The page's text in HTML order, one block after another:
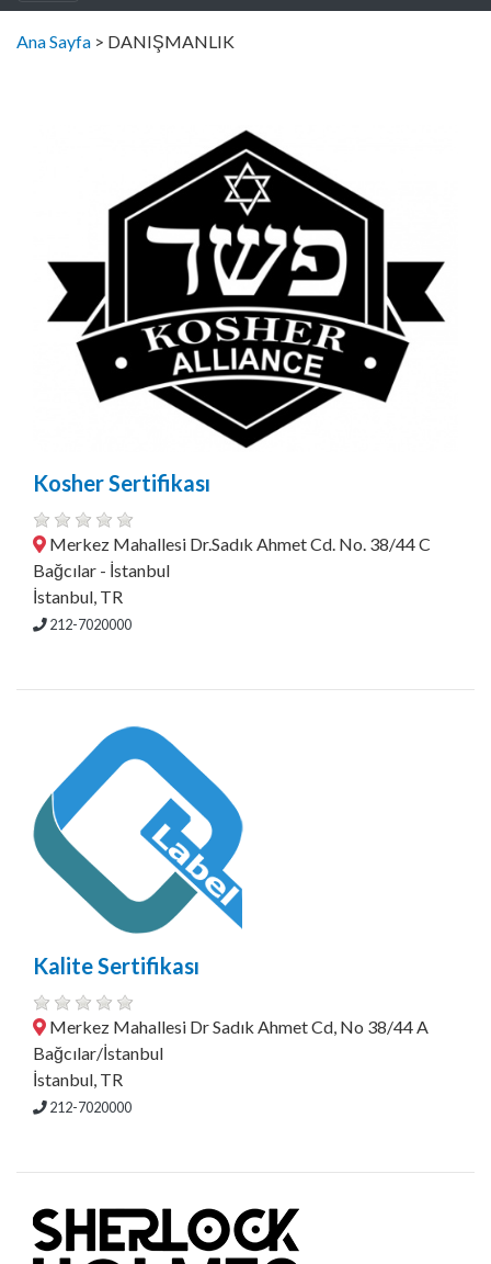
Ana Sayfa > DANIŞMANLIK
Kosher Sertifikası
Merkez Mahallesi Dr.Sadık Ahmet Cd. No. 38/44 C
Bağcılar - İstanbul
İstanbul, TR
212-7020000
Kalite Sertifikası
Merkez Mahallesi Dr Sadık Ahmet Cd, No 38/44 A
Bağcılar/İstanbul
İstanbul, TR
212-7020000